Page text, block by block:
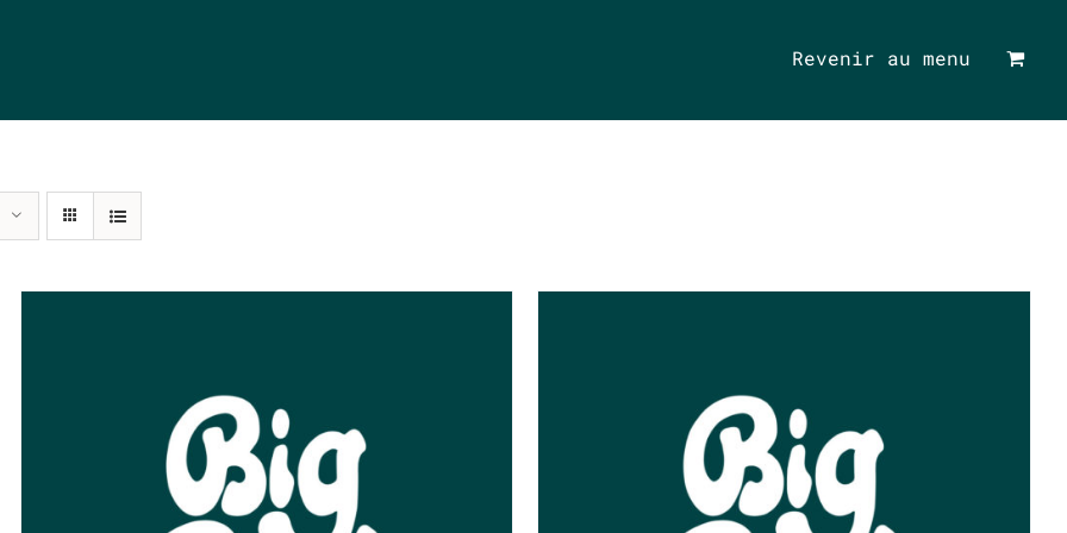
Revenir au menu